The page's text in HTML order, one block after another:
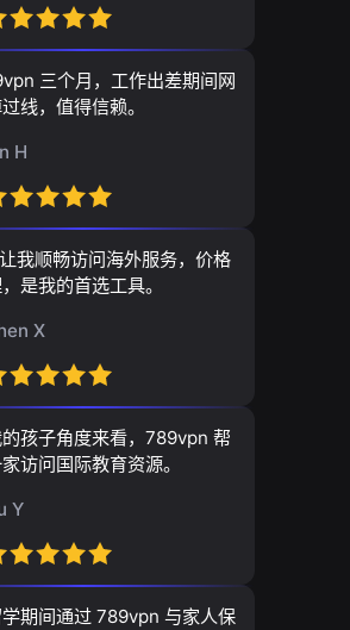
三个月，工作出差期间网
线，值得信赖。
H
我顺畅访问海外服务，价格
是我的首选工具。
X
孩子角度来看，789vpn 帮
访问国际教育资源。
Y
期间通过 789vpn 与家人保